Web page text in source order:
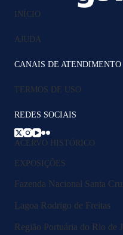
INÍCIO
AJUDA
CANAIS DE ATENDIMENTO
TERMOS DE USO
REDES SOCIAIS
ACERVO HISTÓRICO
EXPOSIÇÕES
Fazenda Nacional Santa
Lagoa Rodrigo de Freitas
Região Portuária do Rio de